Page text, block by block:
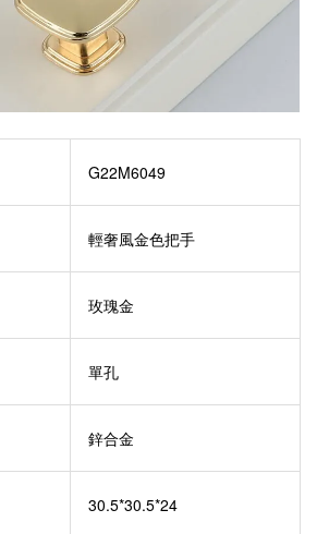
G22M6049
輕奢風金色把手
玫瑰金
單孔
鋅合金
30.5*30.5*24